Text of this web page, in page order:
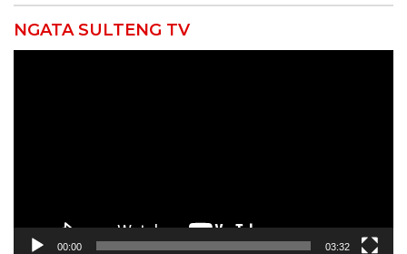
NGATA SULTENG TV
00:00 03:32